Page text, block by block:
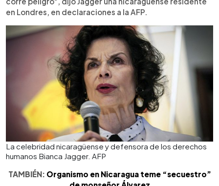
en Londres, en declaraciones a la AFP.
La celebridad nicaragüense y defensora de los derechos
humanos Bianca Jagger. AFP
TAMBIÉN: Organismo en Nicaragua teme “secuestro”